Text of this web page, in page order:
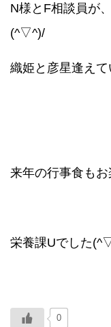
N様とF相談員が
(^▽^)/
織姫と彦星逢え
来年の行事食もお
栄養課Uでした
0